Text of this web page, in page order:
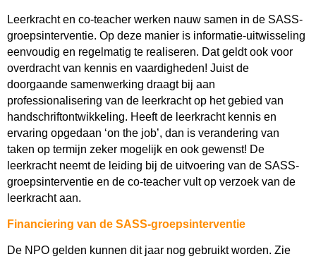
Leerkracht en co-teacher werken nauw samen in de SASS-
groepsinterventie. Op deze manier is informatie-uitwisseling
eenvoudig en regelmatig te realiseren. Dat geldt ook voor
overdracht van kennis en vaardigheden! Juist de
doorgaande samenwerking draagt bij aan
professionalisering van de leerkracht op het gebied van
handschriftontwikkeling. Heeft de leerkracht kennis en
ervaring opgedaan ‘on the job’, dan is verandering van
taken op termijn zeker mogelijk en ook gewenst! De
leerkracht neemt de leiding bij de uitvoering van de SASS-
groepsinterventie en de co-teacher vult op verzoek van de
leerkracht aan.
Financiering van de SASS-groepsinterventie
De NPO gelden kunnen dit jaar nog gebruikt worden. Zie